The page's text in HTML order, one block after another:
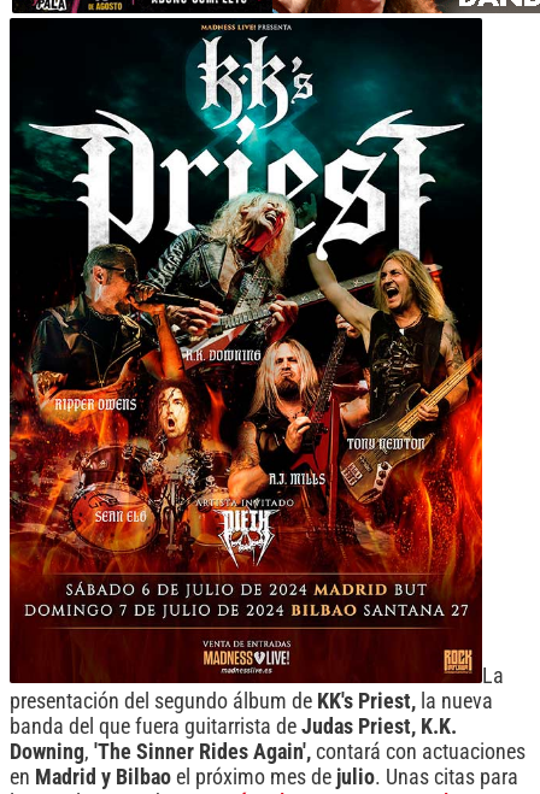
La
presentación del segundo álbum de KK's Priest, la nueva
banda del que fuera guitarrista de Judas Priest, K.K.
Downing, 'The Sinner Rides Again', contará con actuaciones
en Madrid y Bilbao el próximo mes de julio. Unas citas para